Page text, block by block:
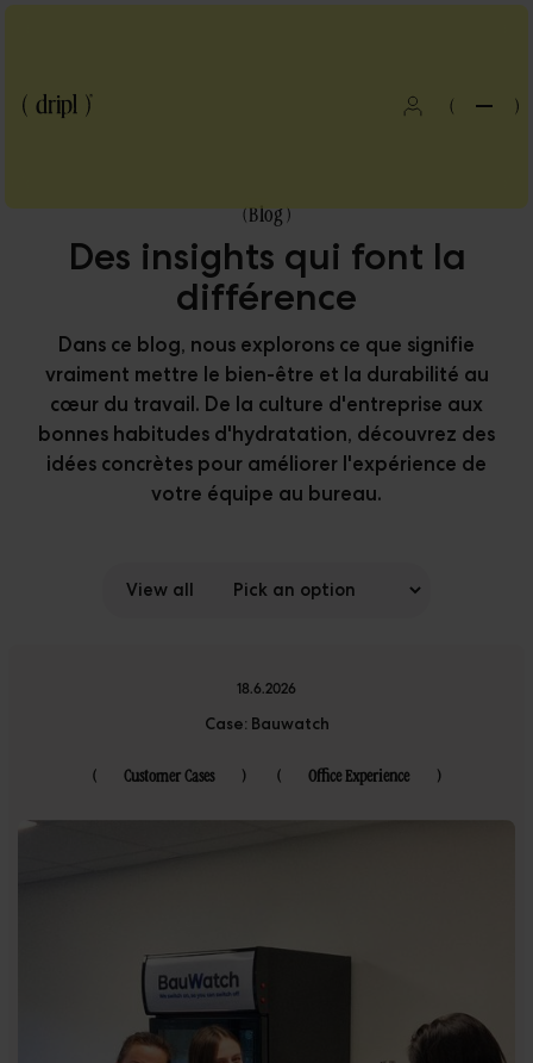
Téléchargements
( )
(Blog)
Des insights qui font la
différence
Dans ce blog, nous explorons ce que signifie
vraiment mettre le bien-être et la durabilité au
cœur du travail. De la culture d'entreprise aux
bonnes habitudes d'hydratation, découvrez des
idées concrètes pour améliorer l'expérience de
votre équipe au bureau.
View all
18.6.2026
Case: Bauwatch
( Customer Cases ) ( Office Experience )